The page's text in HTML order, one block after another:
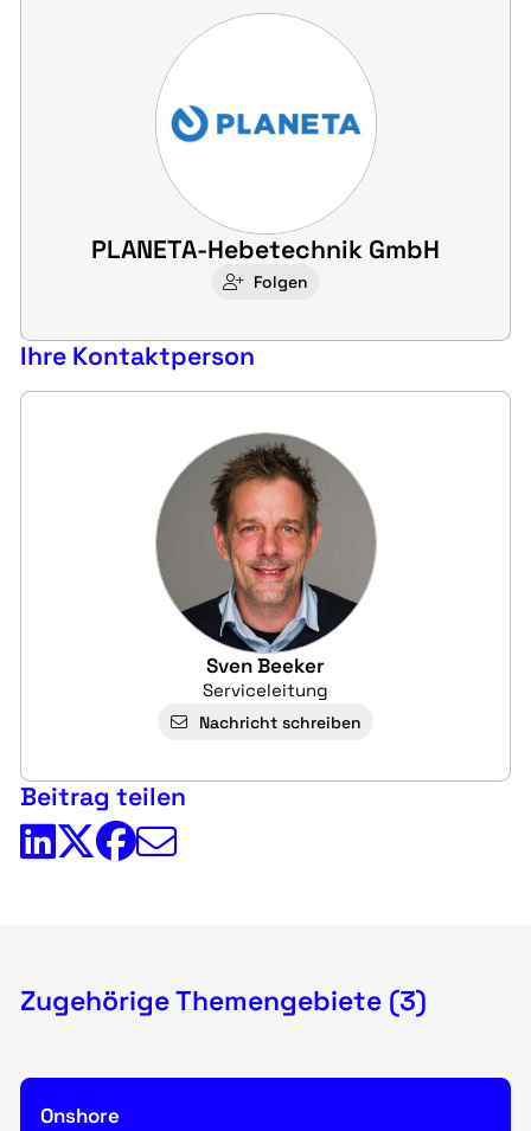
PLANETA-Hebetechnik GmbH
Folgen
Ihre Kontaktperson
Sven Beeker
Serviceleitung
Nachricht schreiben
Beitrag teilen
Zugehörige Themengebiete (3)
Onshore